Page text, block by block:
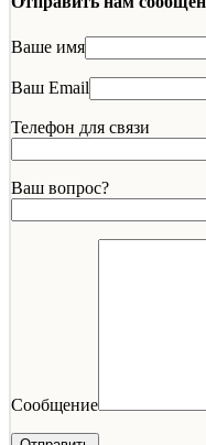
Ваше имя
Ваш Email
Телефон для связи
Ваш вопрос?
Сообщение